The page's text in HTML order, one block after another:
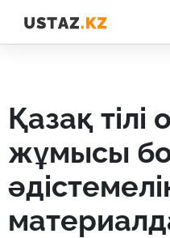
қазақ тілі оқушылар
жұмысы